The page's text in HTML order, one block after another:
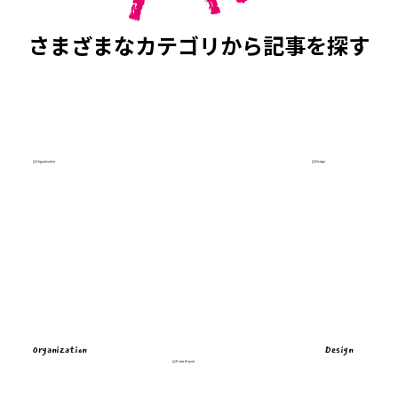
さまざまなカテゴリから記事を探す
Organization Design